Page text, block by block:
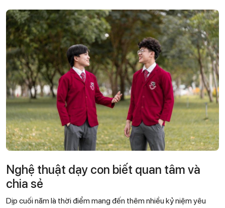
Nghệ thuật dạy con biết quan tâm và
chia sẻ
Dịp cuối năm là thời điểm mang đến thêm nhiều kỷ niệm yêu